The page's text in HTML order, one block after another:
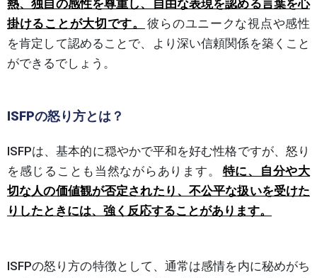
熱、独自の感性を尊重し、自由な表現を認める言葉を心
掛けることが大切です。
彼らのユニークな視点や感性
を肯定して認めることで、より深い信頼関係を築くこと
ができるでしょう。
ISFPの怒り方とは？
ISFPは、基本的に穏やかで平和を好む性格ですが、怒り
を感じることも当然ながらあります。
特に、自分や大
切な人の価値観が否定されたり、不公平な扱いを受けた
りしたときには、強く反応することがあります。
ISFPの怒り方の特徴として、通常は感情を内に秘めがち